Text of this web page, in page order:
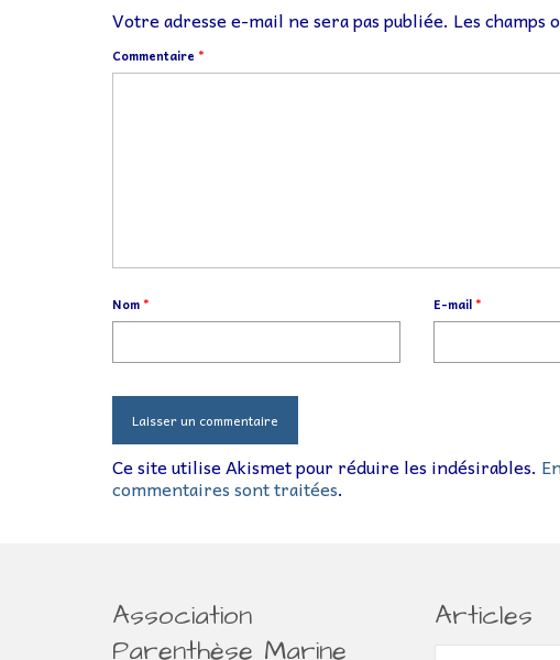
Votre adresse e-mail ne sera pas publiée. Les champs
Commentaire *
Nom* E-mail*
Ce site utilise Akismet pour réduire les indésirables.
commentaires sont traitées.
Association
Parenthèse Marine
Articles